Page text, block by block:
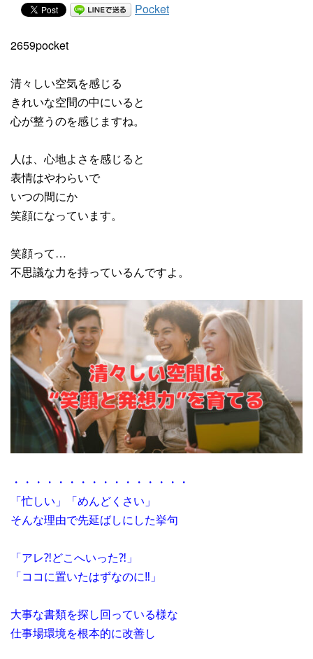
Pocket
2659pocket
清々しい空気を感じる
きれいな空間の中にいると
心が整うのを感じますね。
人は、心地よさを感じると
表情はやわらいで
いつの間にか
笑顔になっています。
笑顔って…
不思議な力を持っているんですよ。
・・・・・・・・・・・・・・・・
「忙しい」「めんどくさい」
そんな理由で先延ばしにした挙句
「アレ⁈どこへいった⁈」
「ココに置いたはずなのに‼」
大事な書類を探し回っている様な
仕事場環境を根本的に改善し